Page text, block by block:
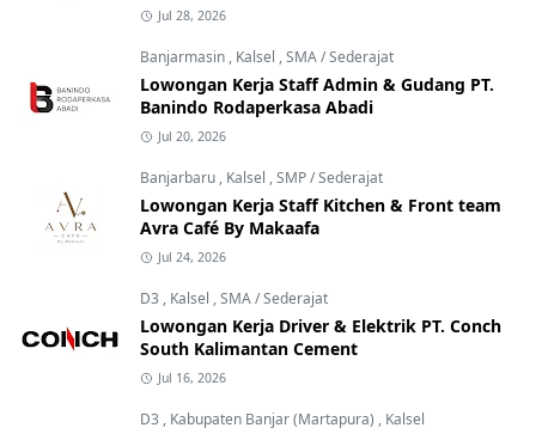
Jul 28, 2026
Banjarmasin , Kalsel ,SMA / Sederajat
Lowongan Kerja Staff Admin & Gudang PT.
Banindo Rodaperkasa Abadi
Jul 20, 2026
Banjarbaru , Kalsel ,SMP / Sederajat
Lowongan Kerja Staff Kitchen & Front team
Avra Café By Makaafa
Jul 24, 2026
D3 , Kalsel ,SMA / Sederajat
Lowongan Kerja Driver & Elektrik PT. Conch
South Kalimantan Cement
Jul 16, 2026
D3 , Kabupaten Banjar (Martapura) , Kalsel